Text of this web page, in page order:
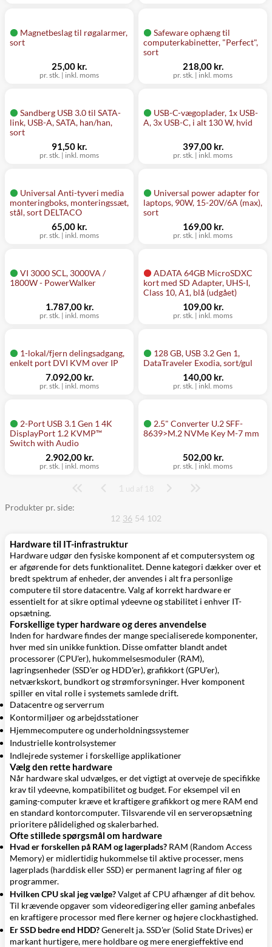
Magnetbeslag til røgalarmer,
sort
pr. stk. | inkl. moms
25,00 kr.
Safeware ophæng til
computerkabinetter, "Perfect",
sort
pr. stk. | inkl. moms
218,00 kr.
Sandberg USB 3.0 til SATA-
link, USB-A, SATA, han/han,
sort
pr. stk. | inkl. moms
91,50 kr.
USB-C-vægoplader, 1x USB-
A, 3x USB-C, i alt 130 W, hvid
pr. stk. | inkl. moms
397,00 kr.
Universal Anti-tyveri media
monteringboks, monteringssæt,
stål, sort DELTACO
pr. stk. | inkl. moms
65,00 kr.
Universal power adapter for
laptops, 90W, 15-20V/6A (max),
sort
pr. stk. | inkl. moms
169,00 kr.
VI 3000 SCL, 3000VA /
1800W - PowerWalker
pr. stk. | inkl. moms
1.787,00 kr.
ADATA 64GB MicroSDXC
kort med SD Adapter, UHS-I,
Class 10, A1, blå (udgået)
pr. stk. | inkl. moms
109,00 kr.
1-lokal/fjern delingsadgang,
enkelt port DVI KVM over IP
pr. stk. | inkl. moms
7.092,00 kr.
128 GB, USB 3.2 Gen 1,
DataTraveler Exodia, sort/gul
pr. stk. | inkl. moms
140,00 kr.
2-Port USB 3.1 Gen 1 4K
DisplayPort 1.2 KVMP™
Switch with Audio
pr. stk. | inkl. moms
2.902,00 kr.
2.5" Converter U.2 SFF-
8639>M.2 NVMe Key M-7 mm
pr. stk. | inkl. moms
502,00 kr.
Side
1 ud af 18
Produkter pr. side:
12 36 54 102
Hardware til IT-infrastruktur
Hardware udgør den fysiske komponent af et computersystem og
er afgørende for dets funktionalitet. Denne kategori dækker over et
bredt spektrum af enheder, der anvendes i alt fra personlige
computere til store datacentre. Valg af korrekt hardware er
essentielt for at sikre optimal ydeevne og stabilitet i enhver IT-
opsætning.
Forskellige typer hardware og deres anvendelse
Inden for hardware findes der mange specialiserede komponenter,
hver med sin unikke funktion. Disse omfatter blandt andet
processorer (CPU'er), hukommelsesmoduler (RAM),
lagringsenheder (SSD'er og HDD'er), grafikkort (GPU'er),
netværkskort, bundkort og strømforsyninger. Hver komponent
spiller en vital rolle i systemets samlede drift.
Datacentre og serverrum
Kontormiljøer og arbejdsstationer
Hjemmecomputere og underholdningssystemer
Industrielle kontrolsystemer
Indlejrede systemer i forskellige applikationer
Vælg den rette hardware
Når hardware skal udvælges, er det vigtigt at overveje de specifikke
krav til ydeevne, kompatibilitet og budget. For eksempel vil en
gaming-computer kræve et kraftigere grafikkort og mere RAM end
en standard kontorcomputer. Tilsvarende vil en serveropsætning
prioritere pålidelighed og skalerbarhed.
Ofte stillede spørgsmål om hardware
Hvad er forskellen på RAM og lagerplads? RAM (Random Access
Memory) er midlertidig hukommelse til aktive processer, mens
lagerplads (harddisk eller SSD) er permanent lagring af filer og
programmer.
Hvilken CPU skal jeg vælge?Valget af CPU afhænger af dit behov.
Til krævende opgaver som videoredigering eller gaming anbefales
en kraftigere processor med flere kerner og højere clockhastighed.
Er SSD bedre end HDD?Generelt ja. SSD'er (Solid State Drives) er
markant hurtigere, mere holdbare og mere energieffektive end